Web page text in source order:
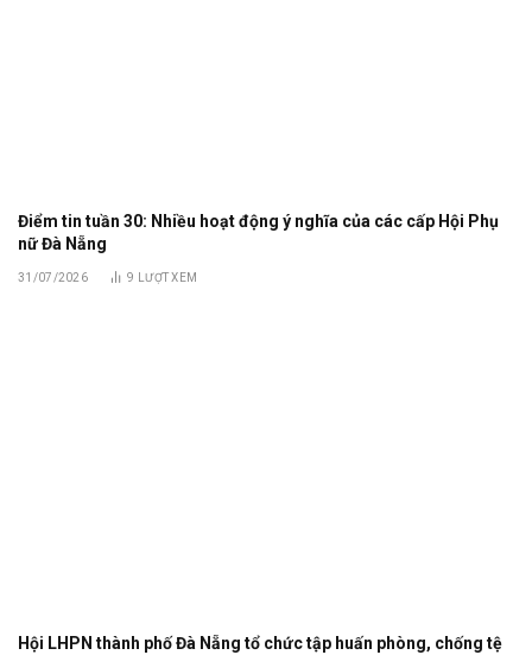
Điểm tin tuần 30: Nhiều hoạt động ý nghĩa của các cấp Hội Phụ
nữ Đà Nẵng
31/07/2026 9 LƯỢT XEM
Hội LHPN thành phố Đà Nẵng tổ chức tập huấn phòng, chống tệ